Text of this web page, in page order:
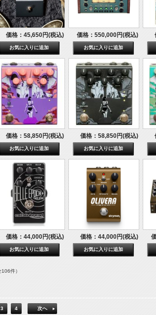
価格：45,650円(税込) 価格：550,000円(税込)
価格：58,850円(税込) 価格：58,850円(税込)
価格：44,000円(税込) 価格：44,000円(税込)
106件）
3 4 次へ